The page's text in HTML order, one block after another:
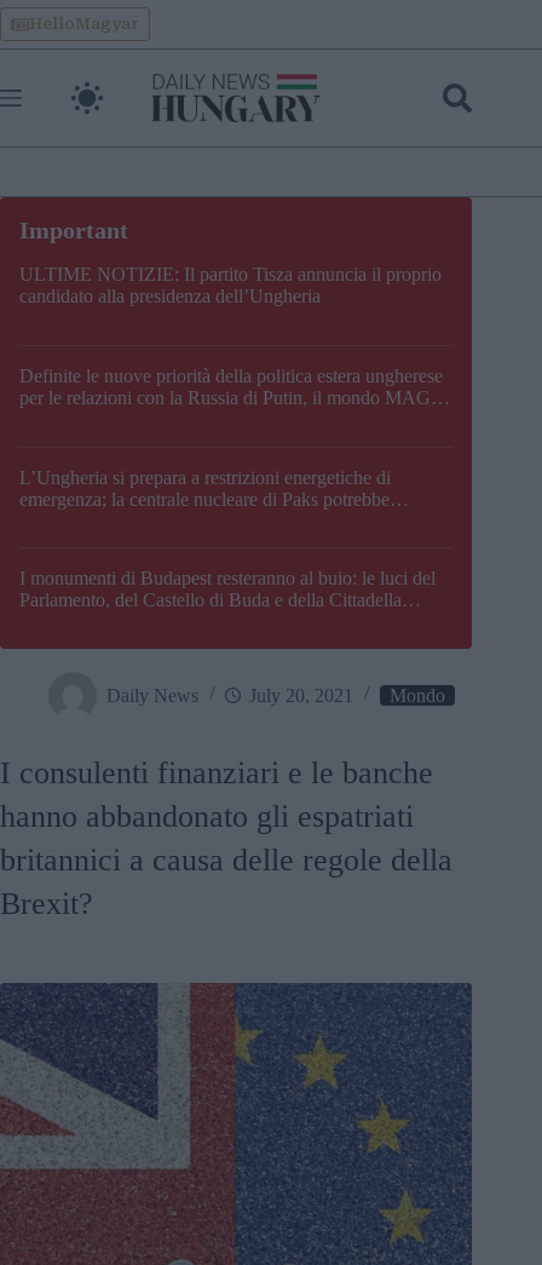
Skip
to
content
HelloMagyar
ULTIME NOTIZIE: Il partito Tisza annuncia il proprio
candidato alla presidenza dell’Ungheria
Definite le nuove priorità della politica estera ungherese
per le relazioni con la Russia di Putin, il mondo MAGA,
L’Ungheria si prepara a restrizioni energetiche di
emergenza; la centrale nucleare di Paks potrebbe
I monumenti di Budapest resteranno al buio: le luci del
Parlamento, del Castello di Buda e della Cittadella
Daily News July 20, 2021 Mondo
I consulenti finanziari e le banche
hanno abbandonato gli espatriati
britannici a causa delle regole della
Brexit?